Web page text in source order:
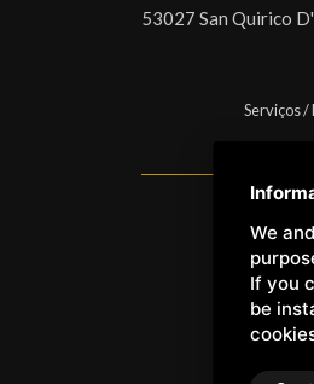
We
If you
be
53027 San Quirico
Serviços/